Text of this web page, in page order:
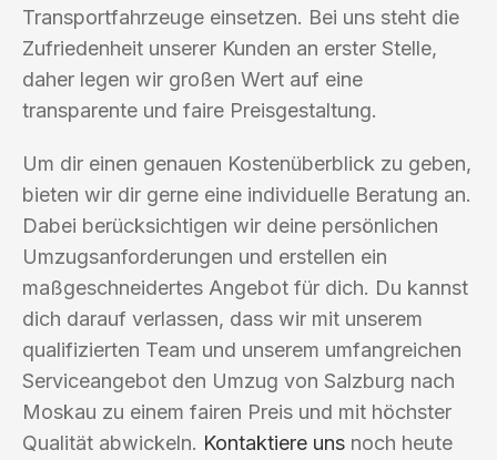
Transportfahrzeuge einsetzen. Bei uns steht die
Zufriedenheit unserer Kunden an erster Stelle,
daher legen wir großen Wert auf eine
transparente und faire Preisgestaltung.
Um dir einen genauen Kostenüberblick zu geben,
bieten wir dir gerne eine individuelle Beratung an.
Dabei berücksichtigen wir deine persönlichen
Umzugsanforderungen und erstellen ein
maßgeschneidertes Angebot für dich. Du kannst
dich darauf verlassen, dass wir mit unserem
qualifizierten Team und unserem umfangreichen
Serviceangebot den Umzug von Salzburg nach
Moskau zu einem fairen Preis und mit höchster
Qualität abwickeln. Kontaktiere uns noch heute